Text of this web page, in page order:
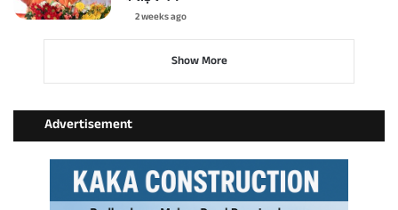
2 weeks ago
Show More
Advertisement